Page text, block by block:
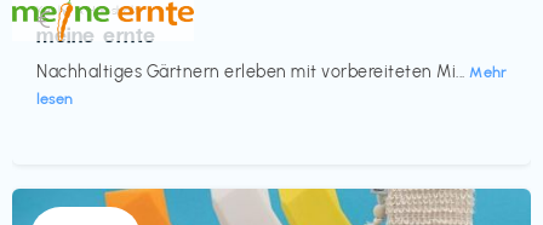
Küche & Haushalt
meine ernte
Nachhaltiges Gärtnern erleben mit vorbereiteten Mi... Mehr
lesen
€‎